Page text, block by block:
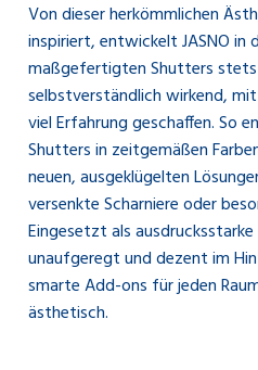
Von dieser herkömmlichen
inspiriert, entwickelt JASNO in
maßgefertigten Shutters
selbstverständlich wirkend,
viel Erfahrung geschaffen. So
Shutters in zeitgemäßen
neuen, ausgeklügelten
versenkte Scharniere oder
Eingesetzt als
unaufgeregt und dezent im
smarte Add-ons für jeden
ästhetisch.